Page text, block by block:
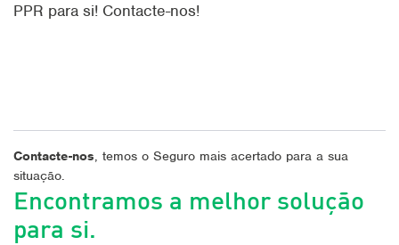
PPR para si! Contacte-nos!
Contacte-nos, temos o Seguro mais acertado para a sua
situação.
Encontramos a melhor solução
para si.